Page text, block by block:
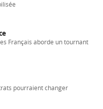
Français aborde un tournant
pourraient changer